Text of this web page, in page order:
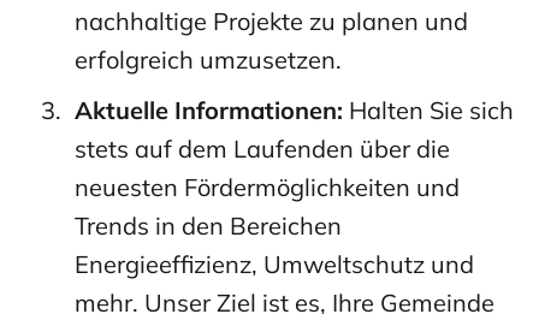
nachhaltige Projekte zu planen und
erfolgreich umzusetzen.
Aktuelle Informationen: Halten Sie sich
stets auf dem Laufenden über die
neuesten Fördermöglichkeiten und
Trends in den Bereichen
Energieeffizienz, Umweltschutz und
mehr. Unser Ziel ist es, Ihre Gemeinde